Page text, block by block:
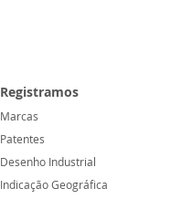
Registramos
Marcas
Patentes
Desenho Industrial
Indicação Geográfica